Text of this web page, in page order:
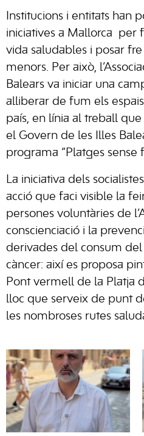
Institucions i entitats han
iniciatives a Mallorca per
vida saludables i posar
menors. Per això,
Balears va iniciar una
alliberar de fum els
país, en línia al treball
el Govern de les Illes
programa “Platges sense
La iniciativa dels
acció que faci visible la
persones voluntàries de
conscienciació i la
derivades del consum
càncer: així es proposa
Pont vermell de la Platja
lloc que serveix de punt
les nombroses rutes